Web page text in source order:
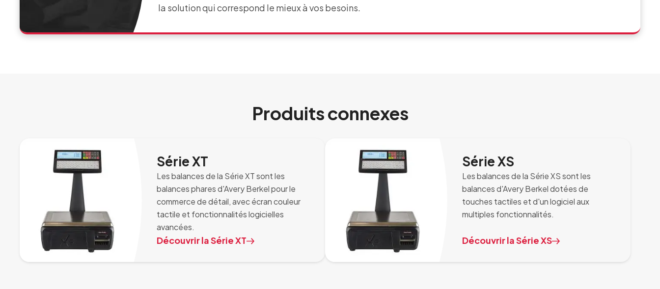
la solution qui correspond le mieux à vos besoins.
Produits connexes
Série XT
Les balances de la Série XT sont les
balances phares d'Avery Berkel pour le
commerce de détail, avec écran couleur
tactile et fonctionnalités logicielles
avancées.
Découvrir la Série XT
Série XS
Les balances de la Série XS sont les
balances d'Avery Berkel dotées de
touches tactiles et d'un logiciel aux
multiples fonctionnalités.
Découvrir la Série XS